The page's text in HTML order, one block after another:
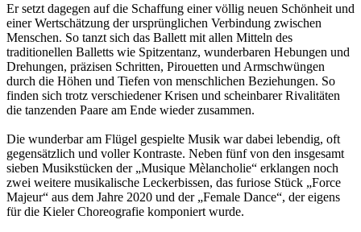
Er setzt dagegen auf die Schaffung einer völlig neuen Schönheit und
einer Wertschätzung der ursprünglichen Verbindung zwischen
Menschen. So tanzt sich das Ballett mit allen Mitteln des
traditionellen Balletts wie Spitzentanz, wunderbaren Hebungen und
Drehungen, präzisen Schritten, Pirouetten und Armschwüngen
durch die Höhen und Tiefen von menschlichen Beziehungen. So
finden sich trotz verschiedener Krisen und scheinbarer Rivalitäten
die tanzenden Paare am Ende wieder zusammen.
Die wunderbar am Flügel gespielte Musik war dabei lebendig, oft
gegensätzlich und voller Kontraste. Neben fünf von den insgesamt
sieben Musikstücken der „Musique Mèlancholie“ erklangen noch
zwei weitere musikalische Leckerbissen, das furiose Stück „Force
Majeur“ aus dem Jahre 2020 und der „Female Dance“, der eigens
für die Kieler Choreografie komponiert wurde.